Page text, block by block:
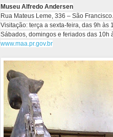
Museu Alfredo Andersen
Rua Mateus Leme, 336 – São
Visitação: terça a sexta-feira, das 9h às
Sábados, domingos e feriados das 10h
www.maa.pr.gov.br